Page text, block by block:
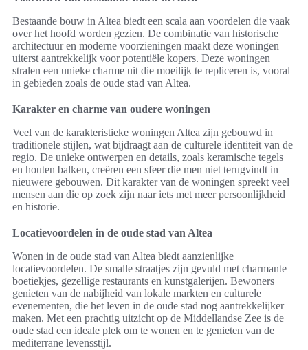
Bestaande bouw in Altea biedt een scala aan voordelen die vaak
over het hoofd worden gezien. De combinatie van historische
architectuur en moderne voorzieningen maakt deze woningen
uiterst aantrekkelijk voor potentiële kopers. Deze woningen
stralen een unieke charme uit die moeilijk te repliceren is, vooral
in gebieden zoals de oude stad van Altea.
Karakter en charme van oudere woningen
Veel van de karakteristieke woningen Altea zijn gebouwd in
traditionele stijlen, wat bijdraagt aan de culturele identiteit van de
regio. De unieke ontwerpen en details, zoals keramische tegels
en houten balken, creëren een sfeer die men niet terugvindt in
nieuwere gebouwen. Dit karakter van de woningen spreekt veel
mensen aan die op zoek zijn naar iets met meer persoonlijkheid
en historie.
Locatievoordelen in de oude stad van Altea
Wonen in de oude stad van Altea biedt aanzienlijke
locatievoordelen. De smalle straatjes zijn gevuld met charmante
boetiekjes, gezellige restaurants en kunstgalerijen. Bewoners
genieten van de nabijheid van lokale markten en culturele
evenementen, die het leven in de oude stad nog aantrekkelijker
maken. Met een prachtig uitzicht op de Middellandse Zee is de
oude stad een ideale plek om te wonen en te genieten van de
mediterrane levensstijl.